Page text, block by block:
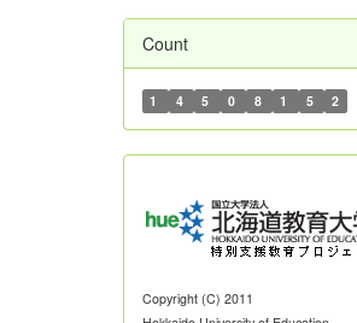
Count
1 4 5 0 8 1 5 2
Copyright (C) 2011